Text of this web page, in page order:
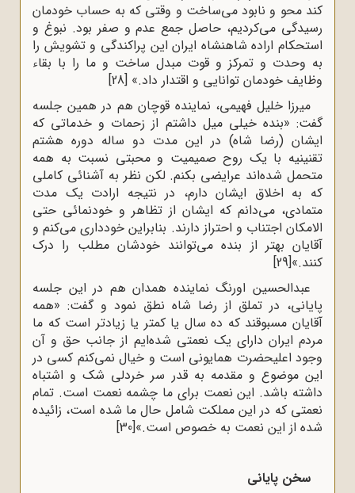
کند محو و نابود می‌ساخت و وقتی که به حساب خودمان
رسیدگی می‌کردیم، حاصل جمع عدم و صفر بود. نبوغ و
استحکام اراده شاهنشاه ایران این پراکندگی و تشویش را
به وحدت و تمرکز و قوت مبدل ساخت و ما را با بقاء
وظایف خودمان توانایی و اقتدار داد.» [28]
میرزا خلیل فهیمی، نماینده قوچان هم در همین جلسه
گفت: «بنده خیلی میل داشتم از زحمات و خدماتی که
ایشان (رضا شاه) در این مدت دو ساله دوره هشتم
تقنینیه با یک روح صمیمیت و محبتی نسبت به همه
متحمل شده‌اند عرایضی بکنم. لکن نظر به آشنائی کاملی
که به اخلاق ایشان دارم، در نتیجه ارادت یک مدت
متمادی، می‌دانم که ایشان از تظاهر و خودنمائی حتی
الامکان اجتناب و احتراز دارند. بنابراین خودداری می‌کنم و
آقایان بهتر از بنده می‌توانند خودشان مطلب را درک
کنند.»[29]
عبدالحسین اورنگ نماینده همدان هم در این جلسه
پایانی، در تملق از رضا شاه نطق نمود و گفت: «همه
آقایان مسبوقند که ده سال یا کمتر یا زیادتر است که ما
مردم ایران دارای یک نعمتی شده‌ایم از جانب حق و آن
وجود اعلیحضرت همایونی است و خیال نمی‌کنم کسی در
این موضوع و مقدمه به قدر سر خردلی شک و اشتباه
داشته باشد. این نعمت برای ما چشمه نعمت است. تمام
نعمتی که در این مملکت شامل حال ما شده است، زائیده
شده از این نعمت به خصوص است.»[30]
سخن پایانی